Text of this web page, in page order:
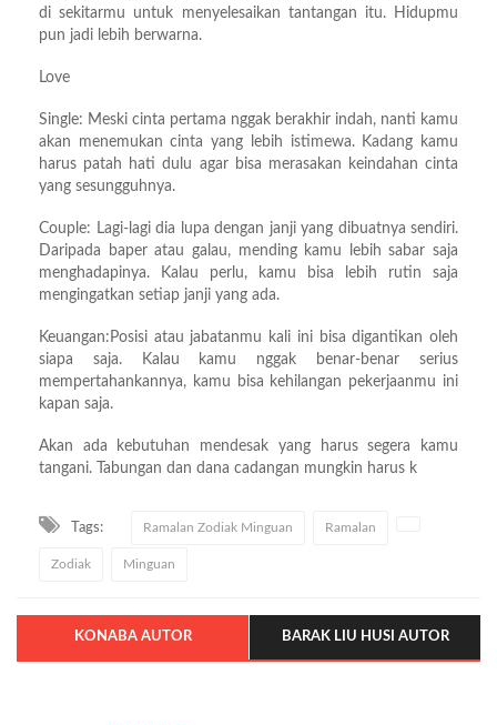
di sekitarmu untuk menyelesaikan tantangan itu. Hidupmu
pun jadi lebih berwarna.
Love
Single: Meski cinta pertama nggak berakhir indah, nanti kamu
akan menemukan cinta yang lebih istimewa. Kadang kamu
harus patah hati dulu agar bisa merasakan keindahan cinta
yang sesungguhnya.
Couple: Lagi-lagi dia lupa dengan janji yang dibuatnya sendiri.
Daripada baper atau galau, mending kamu lebih sabar saja
menghadapinya. Kalau perlu, kamu bisa lebih rutin saja
mengingatkan setiap janji yang ada.
Keuangan:Posisi atau jabatanmu kali ini bisa digantikan oleh
siapa saja. Kalau kamu nggak benar-benar serius
mempertahankannya, kamu bisa kehilangan pekerjaanmu ini
kapan saja.
Akan ada kebutuhan mendesak yang harus segera kamu
tangani. Tabungan dan dana cadangan mungkin harus k
Tags: Ramalan Zodiak Minguan Ramalan
Zodiak Minguan
KONABA AUTOR BARAK LIU HUSI AUTOR